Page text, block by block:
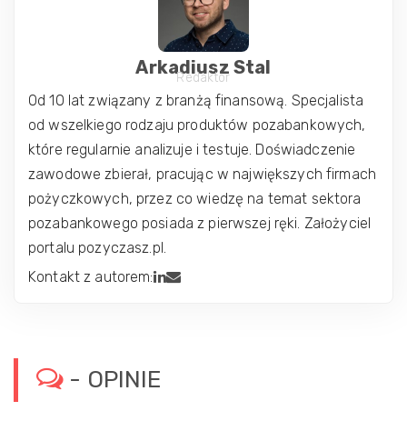
Arkadiusz Stal
Redaktor
Od 10 lat związany z branżą finansową. Specjalista
od wszelkiego rodzaju produktów pozabankowych,
które regularnie analizuje i testuje. Doświadczenie
zawodowe zbierał, pracując w największych firmach
pożyczkowych, przez co wiedzę na temat sektora
pozabankowego posiada z pierwszej ręki. Założyciel
portalu pozyczasz.pl.
Kontakt z autorem:
- OPINIE